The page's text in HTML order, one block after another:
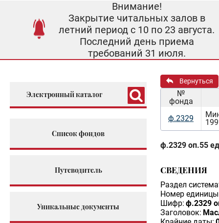
Внимание!
Закрытие читальных залов в
летний период с 10 по 23 августа.
Последний день приема
требований 31 июля.
Электронный каталог
Список фондов
Путеводитель
Уникальные документы
Вернуться
№
фонда
ф.2329
ф.2329 оп.55
СВЕДЕНИЯ
Раздел
Номер единицы
Шифр: ф.2329
Заголовок: